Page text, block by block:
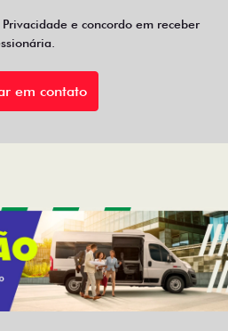
e concordo em receber
em contato